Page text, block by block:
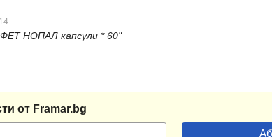
НОПАЛ капсули * 60"
от Framar.bg